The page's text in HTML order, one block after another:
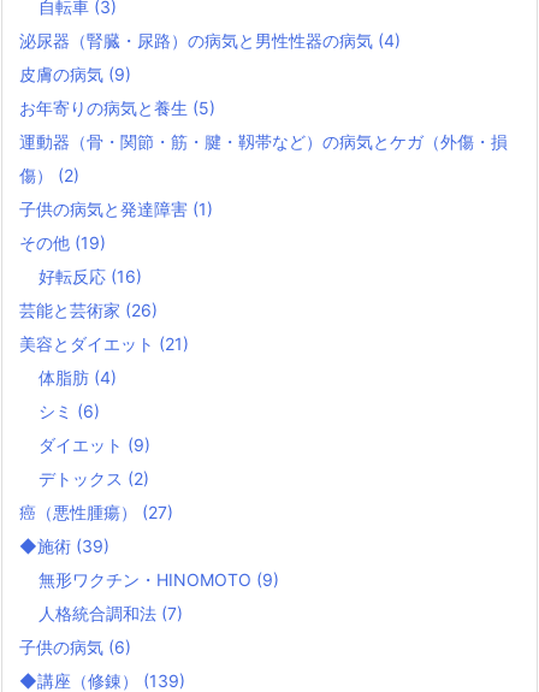
自転車 (3)
泌尿器（腎臓・尿路）の病気と男性性器の病気 (4)
皮膚の病気 (9)
お年寄りの病気と養生 (5)
運動器（骨・関節・筋・腱・靱帯など）の病気とケガ（外傷・損
傷） (2)
子供の病気と発達障害 (1)
その他 (19)
好転反応 (16)
芸能と芸術家 (26)
美容とダイエット (21)
体脂肪 (4)
シミ (6)
ダイエット (9)
デトックス (2)
癌（悪性腫瘍） (27)
◆施術 (39)
無形ワクチン・HINOMOTO (9)
人格統合調和法 (7)
子供の病気 (6)
◆講座（修錬） (139)